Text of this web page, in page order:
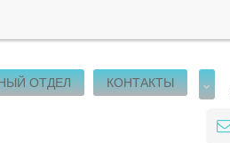
ОТДЕЛ КОНТАКТЫ